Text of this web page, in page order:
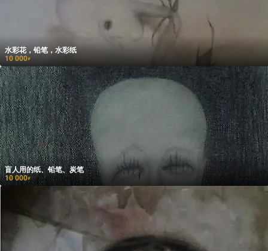
水彩花，铅笔，水彩纸
10 000₽
盲人用的纸、铅笔、炭笔
10 000₽